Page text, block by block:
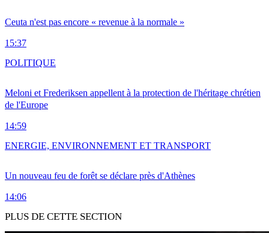
Ceuta n'est pas encore « revenue à la normale »
15:37
Meloni et Frederiksen appellent à la protection de l'héritage chrétien
de l'Europe
14:59
POLITIQUE
Un nouveau feu de forêt se déclare près d'Athènes
14:06
ENERGIE, ENVIRONNEMENT ET TRANSPORT
PLUS DE CETTE SECTION